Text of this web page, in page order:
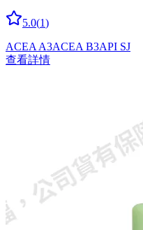
5.0(1)
ACEA A3ACEA B3API SJ
查看詳情